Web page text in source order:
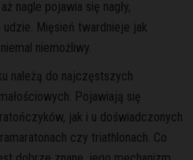
nagle pojawia się nagły,
Mięsień twardnieje jak
niemożliwy.
należą do najczęstszych
Pojawiają się
jak i u doświadczonych
czy triathlonach. Co